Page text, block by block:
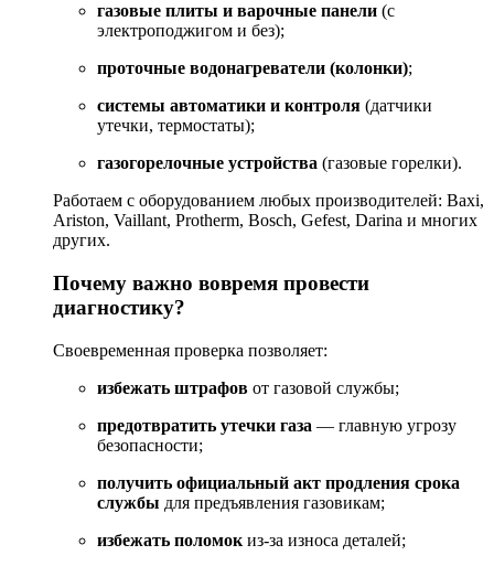
газовые плиты и варочные панели (с
электроподжигом и без);
проточные водонагреватели (колонки);
системы автоматики и контроля (датчики
утечки, термостаты);
газогорелочные устройства (газовые горелки).
Работаем с оборудованием любых производителей: Baxi,
Ariston, Vaillant, Protherm, Bosch, Gefest, Darina и многих
других.
Почему важно вовремя провести
диагностику?
Своевременная проверка позволяет:
избежать штрафов от газовой службы;
предотвратить утечки газа — главную угрозу
безопасности;
получить официальный акт продления срока
службы для предъявления газовикам;
избежать поломок из‑за износа деталей;